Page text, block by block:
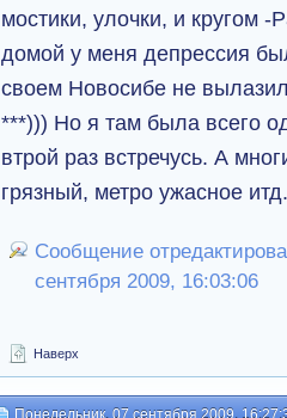
мостики, улочки, и кругом
домой у меня депрессия
своем Новосибе не
***))) Но я там была всего
втрой раз встречусь. А
грязный, метро ужасное
Сообщение
сентября 2009, 16:03:06
Наверх
Понедельник, 07 сентября 2009,